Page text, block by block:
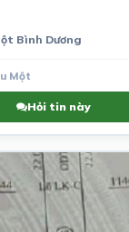
Bình Dương
Một
Hỏi tin này